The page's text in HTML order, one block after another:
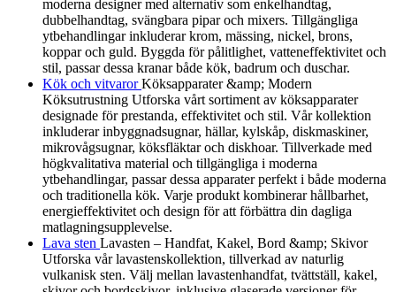
moderna designer med alternativ som enkelhandtag,
dubbelhandtag, svängbara pipar och mixers. Tillgängliga
ytbehandlingar inkluderar krom, mässing, nickel, brons,
koppar och guld. Byggda för pålitlighet, vatteneffektivitet och
stil, passar dessa kranar både kök, badrum och duschar.
Kök och vitvarorKöksapparater &amp; Modern
Köksutrustning Utforska vårt sortiment av köksapparater
designade för prestanda, effektivitet och stil. Vår kollektion
inkluderar inbyggnadsugnar, hällar, kylskåp, diskmaskiner,
mikrovågsugnar, köksfläktar och diskhoar. Tillverkade med
högkvalitativa material och tillgängliga i moderna
ytbehandlingar, passar dessa apparater perfekt i både moderna
och traditionella kök. Varje produkt kombinerar hållbarhet,
energieffektivitet och design för att förbättra din dagliga
matlagningsupplevelse.
Lava sten Lavasten – Handfat, Kakel, Bord &amp; Skivor
Utforska vår lavastenskollektion, tillverkad av naturlig
vulkanisk sten. Välj mellan lavastenhandfat, tvättställ, kakel,